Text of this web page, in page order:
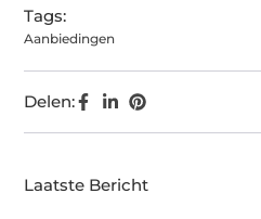
Tags:
Aanbiedingen
Delen:
Laatste Bericht